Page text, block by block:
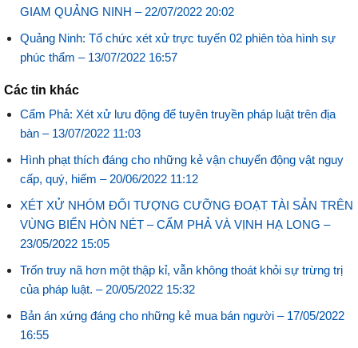
GIAM QUẢNG NINH – 22/07/2022 20:02
Quảng Ninh: Tổ chức xét xử trực tuyến 02 phiên tòa hình sự
phúc thẩm – 13/07/2022 16:57
Các tin khác
Cẩm Phả: Xét xử lưu động để tuyên truyền pháp luật trên địa
bàn – 13/07/2022 11:03
Hình phạt thích đáng cho những kẻ vận chuyển động vật nguy
cấp, quý, hiếm – 20/06/2022 11:12
XÉT XỬ NHÓM ĐỐI TƯỢNG CƯỠNG ĐOẠT TÀI SẢN TRÊN
VÙNG BIỂN HÒN NÉT – CẨM PHẢ VÀ VỊNH HẠ LONG –
23/05/2022 15:05
Trốn truy nã hơn một thập kỉ, vẫn không thoát khỏi sự trừng trị
của pháp luật. – 20/05/2022 15:32
Bản án xứng đáng cho những kẻ mua bán người – 17/05/2022
16:55